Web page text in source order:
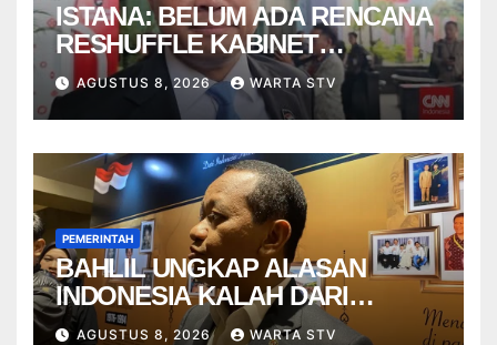
ISTANA: BELUM ADA RENCANA
RESHUFFLE KABINET
AGUSTUS
AGUSTUS 8, 2026 WARTA STV
PEMERINTAH
BAHLIL UNGKAP ALASAN
INDONESIA KALAH DARI
VIETNAM
AGUSTUS 8, 2026 WARTA STV